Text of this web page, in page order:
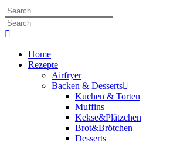
Home
Rezepte
Airfryer
Backen & Desserts
Kuchen & Torten
Muffins
Kekse&Plätzchen
Brot&Brötchen
Desserts